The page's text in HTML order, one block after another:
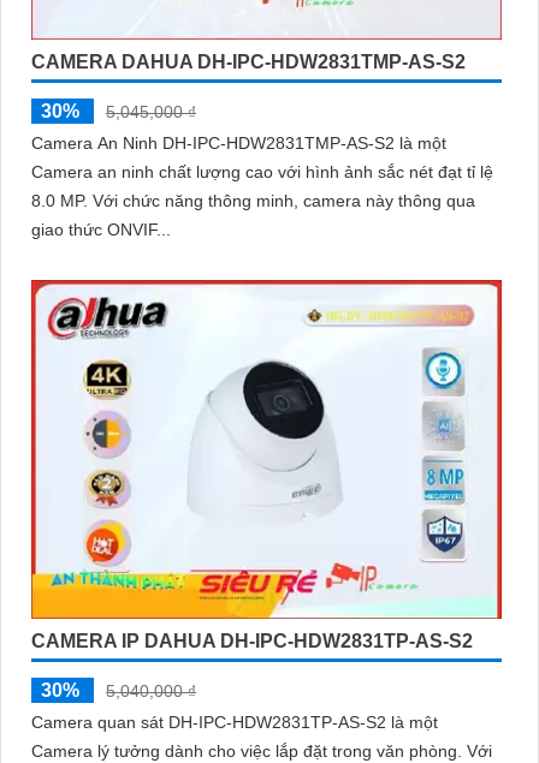
CAMERA DAHUA DH-IPC-HDW2831TMP-AS-S2
30%
5,045,000 ₫
Camera An Ninh DH-IPC-HDW2831TMP-AS-S2 là một
Camera an ninh chất lượng cao với hình ảnh sắc nét đạt tỉ lệ
8.0 MP. Với chức năng thông minh, camera này thông qua
giao thức ONVIF...
CAMERA IP DAHUA DH-IPC-HDW2831TP-AS-S2
30%
5,040,000 ₫
Camera quan sát DH-IPC-HDW2831TP-AS-S2 là một
Camera lý tưởng dành cho việc lắp đặt trong văn phòng. Với